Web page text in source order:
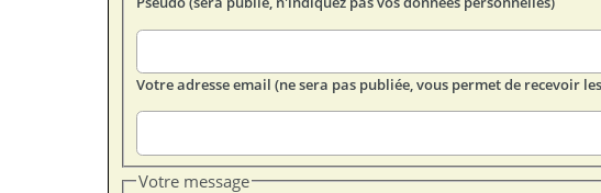
Votre adresse email (ne sera pas publiée, vous permet de recevoir
Votre message